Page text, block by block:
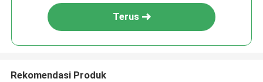
Terus
Rekomendasi Produk